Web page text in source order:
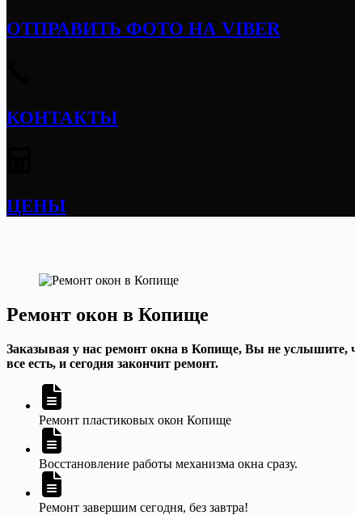
ОТПРАВИТЬ ФОТО НА VIBER
КОНТАКТЫ
ЦЕНЫ
Ремонт окон в Копище
Заказывая у нас ремонт окна в Копище, Вы не услышите,
все есть, и сегодня закончит ремонт.
Ремонт пластиковых окон Копище
Восстановление работы механизма окна сразу.
Ремонт завершим сегодня, без завтра!